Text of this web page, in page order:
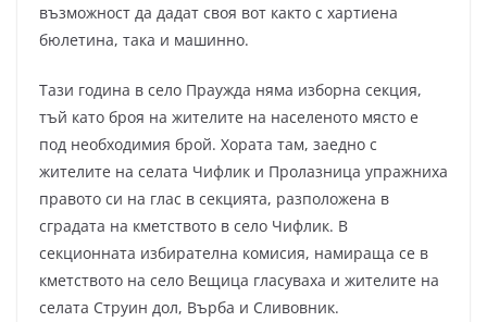
възможност да дадат своя вот както с хартиена
бюлетина, така и машинно.
Тази година в село Праужда няма изборна секция,
тъй като броя на жителите на населеното място е
под необходимия брой. Хората там, заедно с
жителите на селата Чифлик и Пролазница упражниха
правото си на глас в секцията, разположена в
сградата на кметството в село Чифлик. В
секционната избирателна комисия, намираща се в
кметството на село Вещица гласуваха и жителите на
селата Струин дол, Върба и Сливовник.